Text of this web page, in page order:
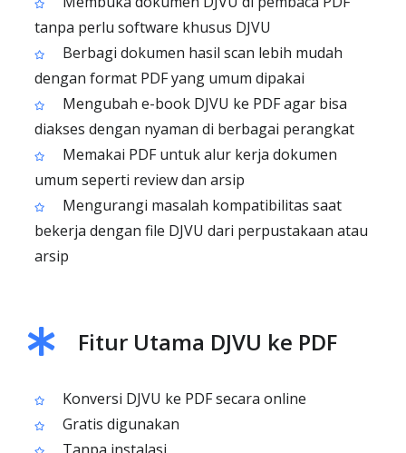
tanpa perlu software khusus DJVU
Berbagi dokumen hasil scan lebih mudah
dengan format PDF yang umum dipakai
Mengubah e-book DJVU ke PDF agar bisa
diakses dengan nyaman di berbagai perangkat
Memakai PDF untuk alur kerja dokumen
umum seperti review dan arsip
Mengurangi masalah kompatibilitas saat
bekerja dengan file DJVU dari perpustakaan atau
arsip
Fitur Utama DJVU ke PDF
Konversi DJVU ke PDF secara online
Gratis digunakan